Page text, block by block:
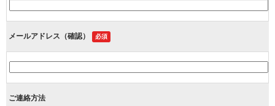
メールアドレス（確認） 必須
ご連絡方法